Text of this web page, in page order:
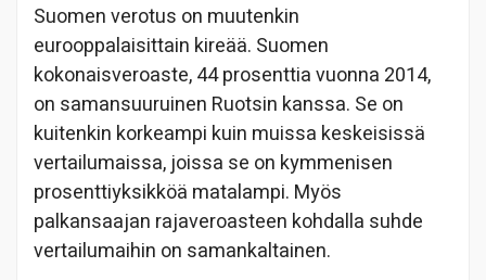
Suomen verotus on muutenkin
eurooppalaisittain kireää. Suomen
kokonaisveroaste, 44 prosenttia vuonna 2014,
on samansuuruinen Ruotsin kanssa. Se on
kuitenkin korkeampi kuin muissa keskeisissä
vertailumaissa, joissa se on kymmenisen
prosenttiyksikköä matalampi. Myös
palkansaajan rajaveroasteen kohdalla suhde
vertailumaihin on samankaltainen.